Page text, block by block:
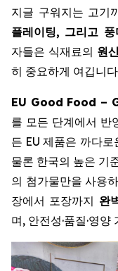
지글 구워지는 고기
플레이팅, 그리고 풍
자들은 식재료의 원
히 중요하게 여깁니
EU Good Food –
를 모든 단계에서 반
든 EU 제품은 까다
물론 한국의 높은 기
의 첨가물만을 사용
장에서 포장까지 완
며, 안전성·품질·영